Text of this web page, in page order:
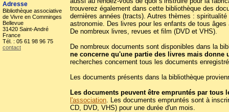
trouverez également dans cette bibliothèque des
dernières années (tracts). Autres thèmes :
astronomie. Des livres pour les enfants de tous
De nombreux livres, revues et film (DVD et VHS).
De nombreux documents sont disponibles dans la
ne concerne qu'une partie des livres mais donne
recherches concernent tous les documents
Les documents présents dans la bibliothèque
Les documents peuvent être empruntés par
l'association. Les documents empruntés sont à
CD, DVD, VHS) pour une durée d'un mois.
Adresse
Bibliothèque associative
de Vivre en Comminges
Bellevue
31420 Saint-André
France
Tél. : 05 61 98 96 75
contact